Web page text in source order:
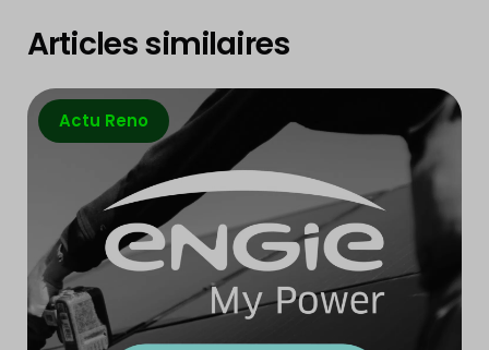
Articles similaires
Actu Reno